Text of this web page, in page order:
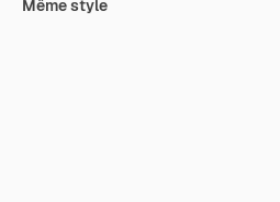
Même style